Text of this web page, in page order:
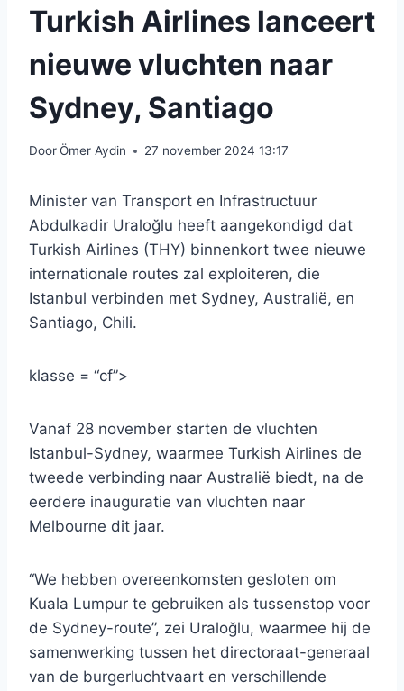
Turkish Airlines lanceert
nieuwe vluchten naar
Sydney, Santiago
DoorÖmer Aydin 27 november 2024 13:17
Minister van Transport en Infrastructuur
Abdulkadir Uraloğlu heeft aangekondigd dat
Turkish Airlines (THY) binnenkort twee nieuwe
internationale routes zal exploiteren, die
Istanbul verbinden met Sydney, Australië, en
Santiago, Chili.
klasse = “cf”>
Vanaf 28 november starten de vluchten
Istanbul-Sydney, waarmee Turkish Airlines de
tweede verbinding naar Australië biedt, na de
eerdere inauguratie van vluchten naar
Melbourne dit jaar.
“We hebben overeenkomsten gesloten om
Kuala Lumpur te gebruiken als tussenstop voor
de Sydney-route”, zei Uraloğlu, waarmee hij de
samenwerking tussen het directoraat-generaal
van de burgerluchtvaart en verschillende